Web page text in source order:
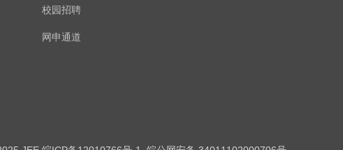
校园招聘
网申通道